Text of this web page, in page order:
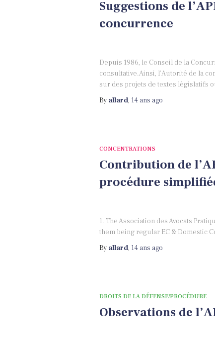
Suggestions de
concurrence
Depuis 1986, le Conseil de la
consultative.Ainsi, l’Autorité de la
sur des projets de textes législatifs
By allard, 14 ans ago
CONCENTRATIONS
Contribution de
procédure
1. The Association des Avocats
them being regular EC & Domestic
By allard, 14 ans ago
DROITS DE LA DÉFENSE/PROCÉDURE
Observations de